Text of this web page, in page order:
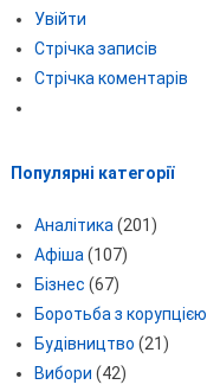
Увійти
Стрічка записів
Стрічка коментарів
Популярні категорії
Аналітика (201)
Афіша (107)
Бізнес (67)
Боротьба з корупцією
Будівництво (21)
Вибори (42)